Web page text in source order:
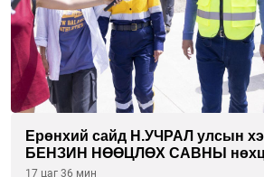
Ерөнхий сайд Н.УЧРАЛ улсын
БЕНЗИН НӨӨЦЛӨХ САВНЫ
танилцлаа
17 цаг 36 мин